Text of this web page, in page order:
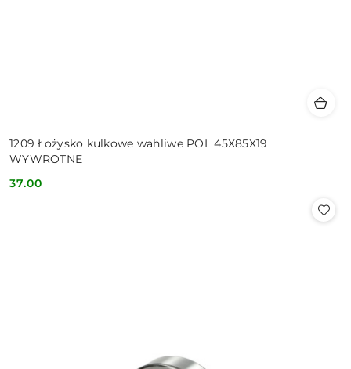
1209 Łożysko kulkowe wahliwe POL 45X85X19
WYWROTNE
Cena:
37.00